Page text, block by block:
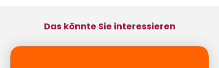
Das könnte Sie interessieren